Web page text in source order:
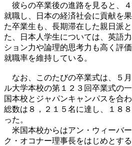
彼らの卒業後の進路を見ると、
就職し、日本の経済社会に貢献を
た卒業生も、長期滞在した親日派
た、日本人学生については、英語
ション力や論理的思考力も高く評
就職率を維持している。
なお、このたびの卒業式は、５
ル大学本校の第１２３回卒業式の
国本校とジャパンキャンパスを合
総数は８，２１５名に達し、１８
った。
米国本校からはアン・ウィーバ
ク・オコナー理事長をはじめとす